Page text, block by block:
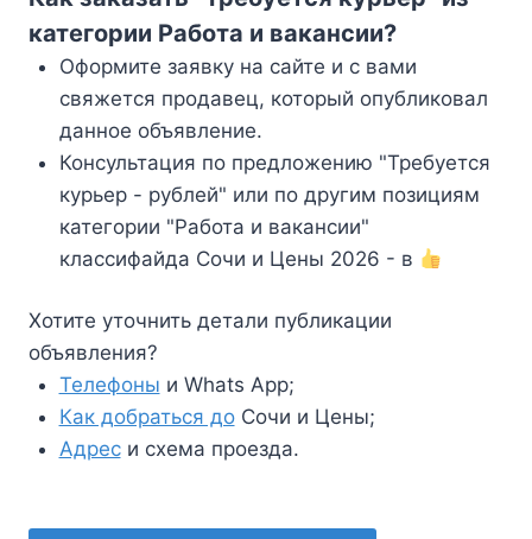
категории Работа и вакансии?
Оформите заявку на сайте и с вами
свяжется продавец, который опубликовал
данное объявление.
Консультация по предложению "Требуется
курьер - рублей" или по другим позициям
категории "Работа и вакансии"
классифайда Сочи и Цены 2026 - в
Хотите уточнить детали публикации
объявления?
Телефоны и Whats App;
Как добраться доСочи и Цены;
Адреси схема проезда.